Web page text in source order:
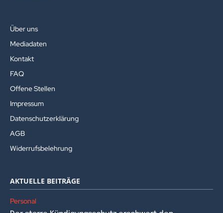
Über uns
Mediadaten
Kontakt
FAQ
Offene Stellen
Impressum
Datenschutzerklärung
AGB
Widerrufsbelehrung
AKTUELLE BEITRÄGE
Personal